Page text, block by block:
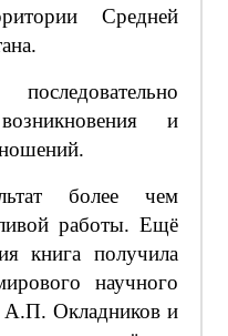
Средней
и
более чем
работы. Ещё
книга получила
научного
А.П. Окладников и